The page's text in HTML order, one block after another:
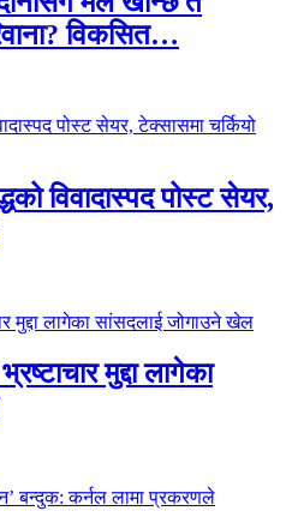
विकसित…
विवादास्पद पोस्ट सेयर,
मुद्दा लागेका